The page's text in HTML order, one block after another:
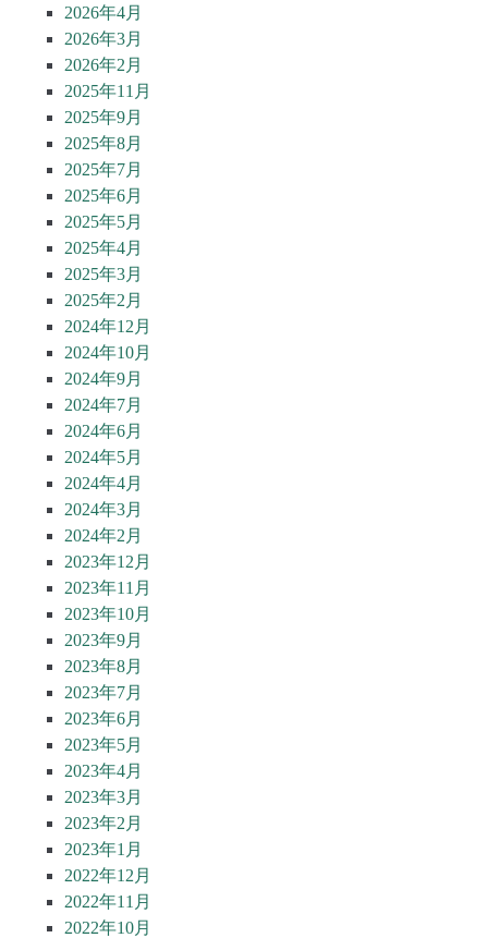
2026年4月
2026年3月
2026年2月
2025年11月
2025年9月
2025年8月
2025年7月
2025年6月
2025年5月
2025年4月
2025年3月
2025年2月
2024年12月
2024年10月
2024年9月
2024年7月
2024年6月
2024年5月
2024年4月
2024年3月
2024年2月
2023年12月
2023年11月
2023年10月
2023年9月
2023年8月
2023年7月
2023年6月
2023年5月
2023年4月
2023年3月
2023年2月
2023年1月
2022年12月
2022年11月
2022年10月